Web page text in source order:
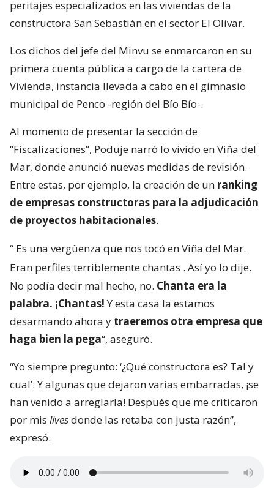
peritajes especializados en las viviendas de la
constructora San Sebastián en el sector El Olivar.
Los dichos del jefe del Minvu se enmarcaron en su
primera cuenta pública a cargo de la cartera de
Vivienda, instancia llevada a cabo en el gimnasio
municipal de Penco -región del Bío Bío-.
Al momento de presentar la sección de
“Fiscalizaciones”, Poduje narró lo vivido en Viña del
Mar, donde anunció nuevas medidas de revisión.
Entre estas, por ejemplo, la creación de un ranking
de empresas constructoras para la adjudicación
de proyectos habitacionales.
“ Es una vergüenza que nos tocó en Viña del Mar.
Eran perfiles terriblemente chantas . Así yo lo dije.
No podía decir mal hecho, no. Chanta era la
palabra. ¡Chantas!Y esta casa la estamos
desarmando ahora y traeremos otra empresa que
haga bien la pega“, aseguró.
“Yo siempre pregunto: ‘¿Qué constructora es? Tal y
cual’. Y algunas que dejaron varias embarradas, ¡se
han venido a arreglarla! Después que me criticaron
por mis livesdonde las retaba con justa razón”,
expresó.